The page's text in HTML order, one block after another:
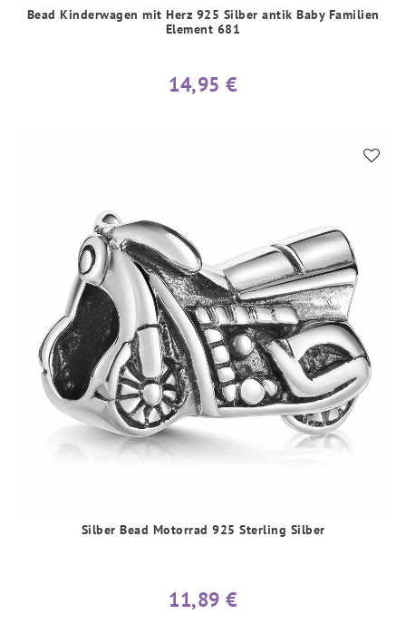
Bead Kinderwagen mit Herz 925 Silber antik Baby Familien
Element 681
14,95 €
Silber Bead Motorrad 925 Sterling Silber
11,89 €